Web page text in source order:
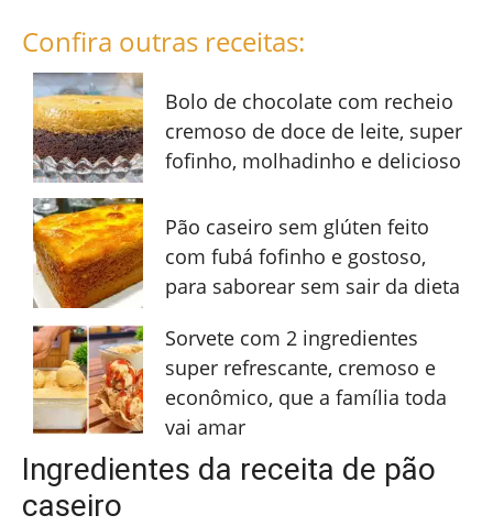
Confira outras receitas:
Bolo de chocolate com recheio
cremoso de doce de leite, super
fofinho, molhadinho e delicioso
Pão caseiro sem glúten feito
com fubá fofinho e gostoso,
para saborear sem sair da dieta
Sorvete com 2 ingredientes
super refrescante, cremoso e
econômico, que a família toda
vai amar
Ingredientes da receita de pão
caseiro